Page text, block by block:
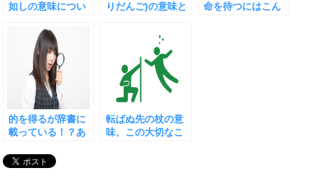
如しの意味につい
も使われたことわ
りだんご)の意味と
命を待つにはこん
的を得るが辞書に
載っている！？あ
転ばぬ先の杖の意
味、この大切なこ